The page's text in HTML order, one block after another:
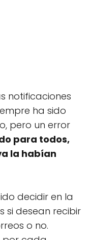
notificaciones
ha sido
pero un error
para todos,
la habían
decidir en la
si desean recibir
o no.